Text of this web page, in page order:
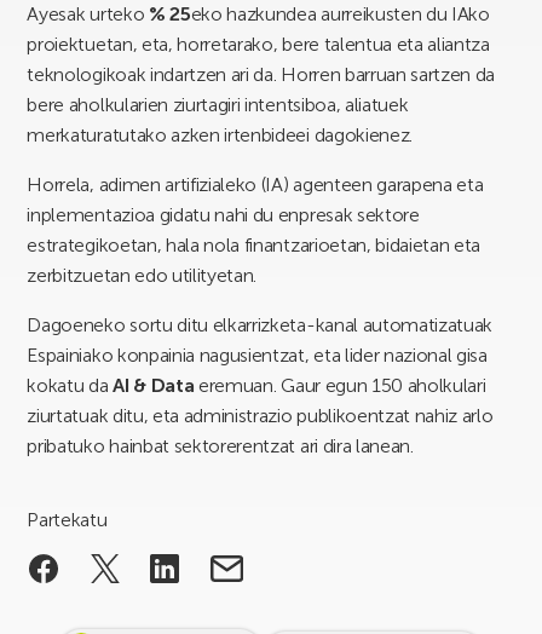
Ayesak urteko % 25eko hazkundea aurreikusten du IAko
proiektuetan, eta, horretarako, bere talentua eta aliantza
teknologikoak indartzen ari da. Horren barruan sartzen da
bere aholkularien ziurtagiri intentsiboa, aliatuek
merkaturatutako azken irtenbideei dagokienez.
Horrela, adimen artifizialeko (IA) agenteen garapena eta
inplementazioa gidatu nahi du enpresak sektore
estrategikoetan, hala nola finantzarioetan, bidaietan eta
zerbitzuetan edo utilityetan.
Dagoeneko sortu ditu elkarrizketa-kanal automatizatuak
Espainiako konpainia nagusientzat, eta lider nazional gisa
kokatu daAI & Data eremuan. Gaur egun 150 aholkulari
ziurtatuak ditu, eta administrazio publikoentzat nahiz arlo
pribatuko hainbat sektorerentzat ari dira lanean.
Partekatu